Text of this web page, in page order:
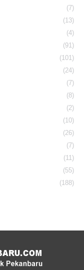
(7)
(13)
(4)
(91)
(101)
(24)
(7)
(8)
(2)
(10)
(26)
(7)
(11)
(55)
(188)